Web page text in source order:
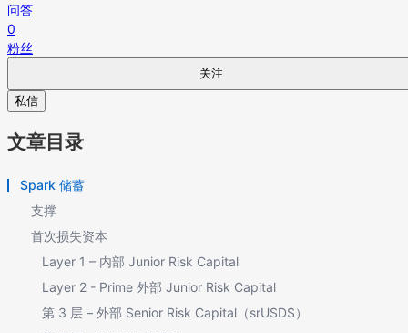
问答
0
粉丝
关注
私信
文章目录
Spark 储蓄
支撑
首次损失资本
Layer 1 – 内部 Junior Risk Capital
Layer 2 - Prime 外部 Junior Risk Capital
第 3 层 – 外部 Senior Risk Capital（srUSDS）